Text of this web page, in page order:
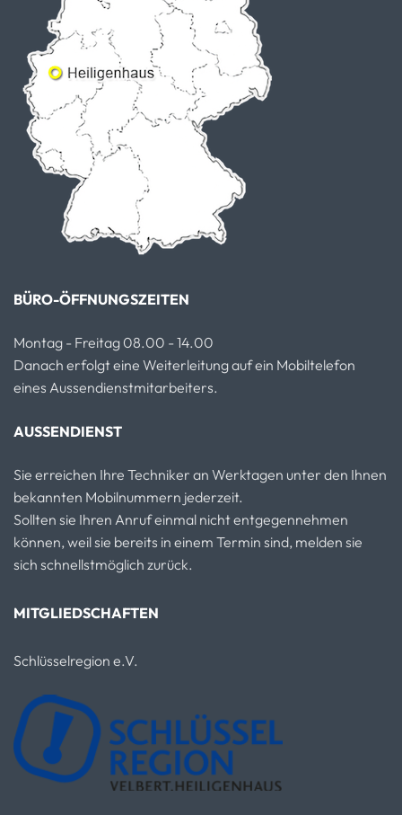
BÜRO-ÖFFNUNGSZEITEN
Montag - Freitag 08.00 - 14.00
Danach erfolgt eine Weiterleitung auf ein Mobiltelefon
eines Aussendienstmitarbeiters.
AUSSENDIENST
Sie erreichen Ihre Techniker an Werktagen unter den Ihnen
bekannten Mobilnummern jederzeit.
Sollten sie Ihren Anruf einmal nicht entgegennehmen
können, weil sie bereits in einem Termin sind, melden sie
sich schnellstmöglich zurück.
MITGLIEDSCHAFTEN
Schlüsselregion e.V.